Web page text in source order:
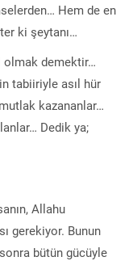
Hem de en
ki şeytanı…
olmak demektir…
tabiiriyle asıl hür
kazananlar…
Dedik ya;
Allahu
gerekiyor. Bunun
bütün gücüyle